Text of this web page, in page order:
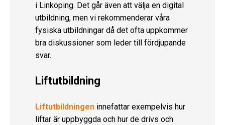
i Linköping. Det går även att välja en digital
utbildning, men vi rekommenderar våra
fysiska utbildningar då det ofta uppkommer
bra diskussioner som leder till fördjupande
svar.
Liftutbildning
Liftutbildningen innefattar exempelvis hur
liftar är uppbyggda och hur de drivs och